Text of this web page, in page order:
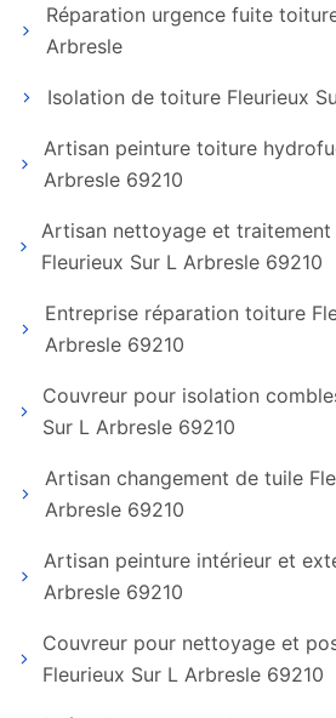
Réparation urgence fuite
Arbresle
Isolation de toiture Fleurieux
Artisan peinture toiture
Arbresle 69210
Artisan nettoyage et
Fleurieux Sur L Arbresle 69210
Entreprise réparation toiture
Arbresle 69210
Couvreur pour isolation
Sur L Arbresle 69210
Artisan changement de tuile
Arbresle 69210
Artisan peinture intérieur et
Arbresle 69210
Couvreur pour nettoyage et
Fleurieux Sur L Arbresle 69210